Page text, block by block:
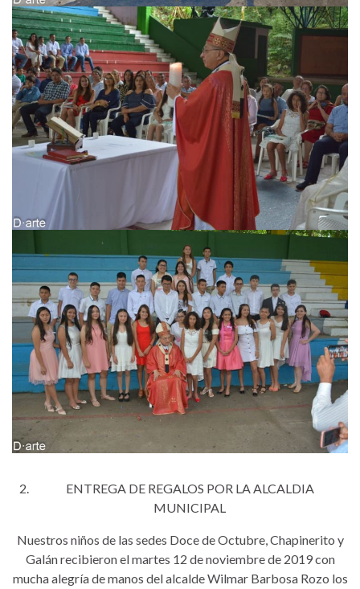
ENTREGA DE REGALOS POR LA ALCALDIA
MUNICIPAL
Nuestros niños de las sedes Doce de Octubre, Chapinerito y
Galán recibieron el martes 12 de noviembre de 2019 con
mucha alegría de manos del alcalde Wilmar Barbosa Rozo los